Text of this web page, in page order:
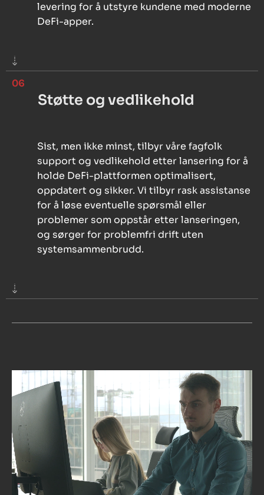
levering for å utstyre kundene med moderne
DeFi-apper.
06
Støtte og vedlikehold
Sist, men ikke minst, tilbyr våre fagfolk
support og vedlikehold etter lansering for å
holde DeFi-plattformen optimalisert,
oppdatert og sikker. Vi tilbyr rask assistanse
for å løse eventuelle spørsmål eller
problemer som oppstår etter lanseringen,
og sørger for problemfri drift uten
systemsammenbrudd.